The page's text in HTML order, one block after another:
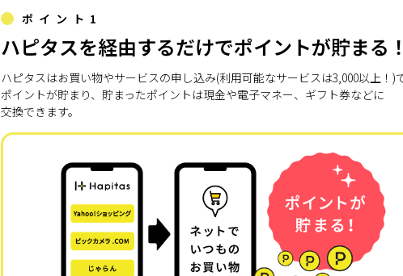
ポイント1
ハピタスを経由するだけでポイントが貯まる
ハピタスはお買い物やサービスの申し込み(利用可能なサービスは3,000以上！)
ポイントが貯まり、貯まったポイントは現金や電子マネー、ギフト券などに
交換できます。